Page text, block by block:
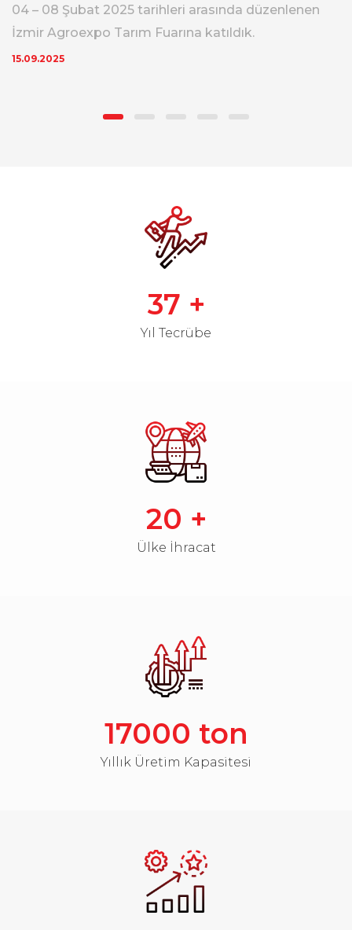
04 – 08 Şubat 2025 tarihleri arasında düzenlenen
İzmir Agroexpo Tarım Fuarına katıldık.
15.09.2025
37 +
Yıl Tecrübe
20 +
Ülke İhracat
17000 ton
Yıllık Üretim Kapasitesi